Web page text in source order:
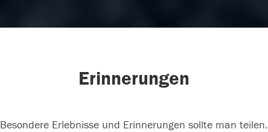
Erinnerungen
Besondere Erlebnisse und Erinnerungen sollte man teilen.